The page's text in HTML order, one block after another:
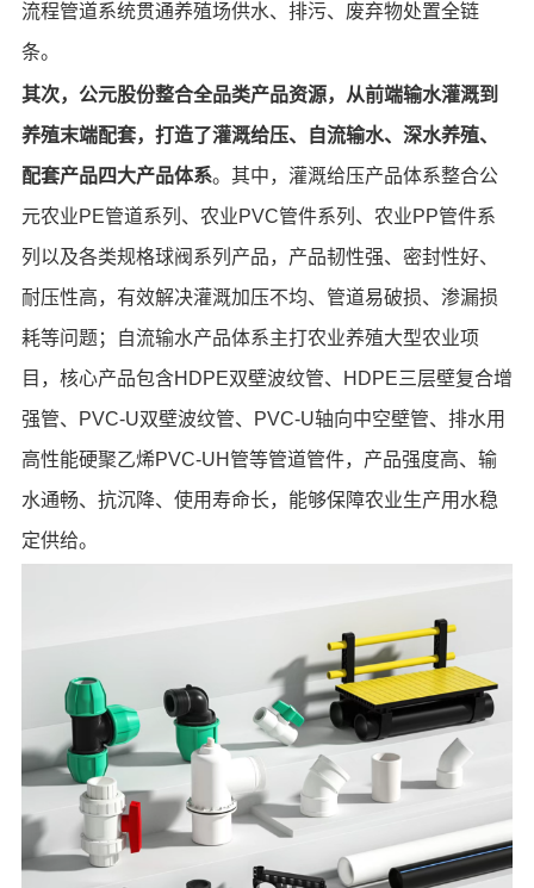
流程管道系统贯通养殖场供水、排污、废弃物处置全链
条。
其次，公元股份整合全品类产品资源， 从前端输水灌溉到
养殖末端配套， 打造了灌溉给压、自流输水、深水养殖、
配套产品四大产品体系。其中，灌溉给压产品体系整合公
元农业PE管道系列、农业PVC管件系列、农业PP管件系
列以及各类规格球阀系列产品，产品韧性强、密封性好、
耐压性高，有效解决灌溉加压不均、管道易破损、渗漏损
耗等问题；自流输水产品体系主打农业养殖大型农业项
目，核心产品包含HDPE双壁波纹管、HDPE三层壁复合增
强管、PVC-U双壁波纹管、PVC-U轴向中空壁管、排水用
高性能硬聚乙烯PVC-UH管等管道管件，产品强度高、输
水通畅、抗沉降、使用寿命长，能够保障农业生产用水稳
定供给。